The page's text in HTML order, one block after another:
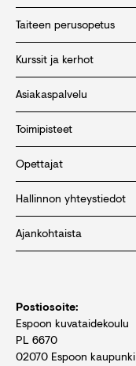
Taiteen perusopetus
Kurssit ja kerhot
Asiakaspalvelu
Toimipisteet
Opettajat
Hallinnon yhteystiedot
Ajankohtaista
Postiosoite:
Espoon kuvataidekoulu
PL 6670
02070 Espoon kaupunki